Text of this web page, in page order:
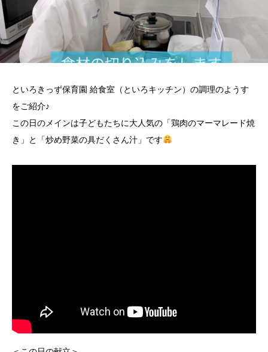
といろきっず保育園 給食室（といろキッチン）の調理のようす
をご紹介♪
この日のメインは子どもたちに大人気の「鶏肉のマーマレード焼
き」と「炒め野菜の具だくさん汁」です